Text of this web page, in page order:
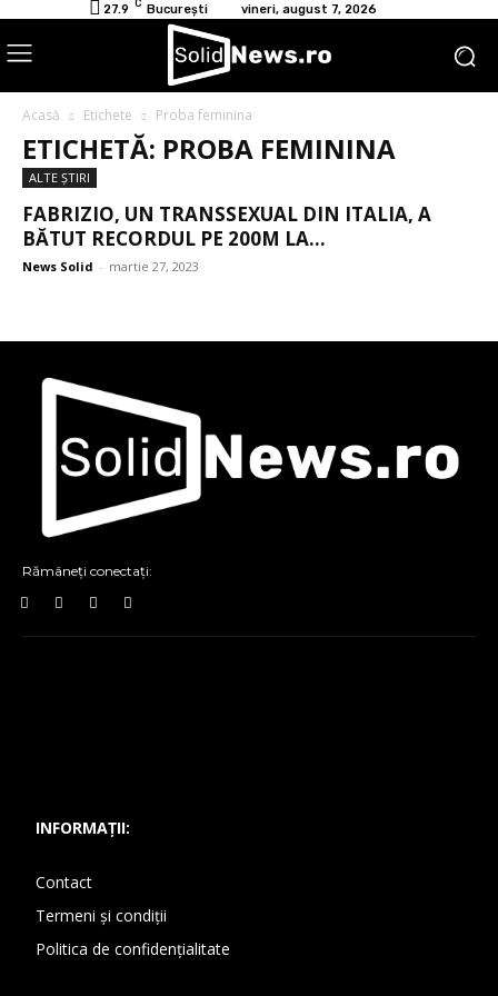
27.9 C București vineri, august 7, 2026
Acasă Etichete Proba feminina
ETICHETĂ: PROBA FEMININA
ALTE ŞTIRI
FABRIZIO, UN TRANSSEXUAL DIN ITALIA, A
BĂTUT RECORDUL PE 200M LA...
News Solid - martie 27, 2023
Rămâneți conectați:
INFORMAȚII:
Contact
Termeni și condiții
Politica de confidențialitate